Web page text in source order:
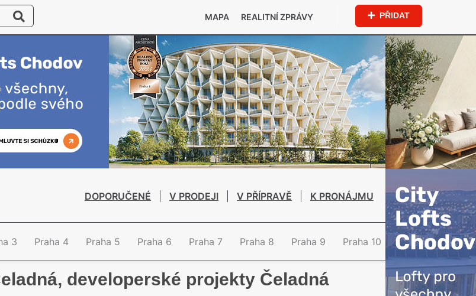
MAPA REALITNÍ ZPRÁVY PŘIDAT
DOPORUČENÉ V PRODEJI V PŘÍPRAVĚ K PRONÁJMU
3 Praha 4 Praha 5 Praha 6 Praha 7 Praha 8 Praha 9 Praha 10
developerské projekty Čeladná